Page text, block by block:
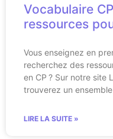
Vocabulaire
ressources
Vous enseignez en
recherchez des
en CP ? Sur notre site
trouverez un
LIRE LA SUITE »